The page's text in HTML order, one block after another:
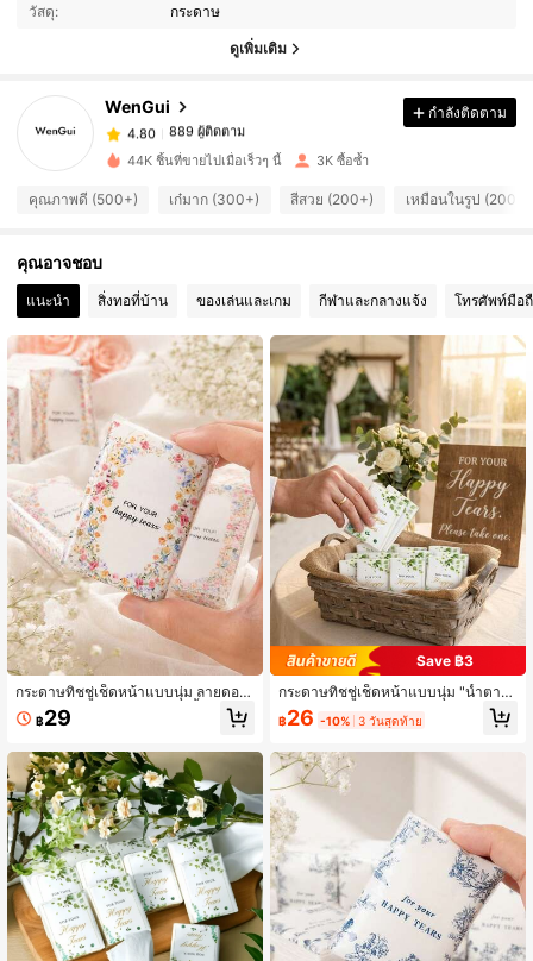
วัสดุ: กระดาษ
ดูเพิ่มเติม
WenGui
4.80
889 ผู้ติดตาม
l***o ตาม1 วันที่ผ่านมา
4.80
889 ผู้ติดตาม
4.80
4.80 889 ผู้ติดตาม
4.80 889 ผู้ติดตาม
กำลังติดตาม
44K ชิ้นที่ขายไปเมื่อเร็วๆ นี้ 3K ซื้อซ้ำ
คุณภาพดี (500+) เก๋มาก (300+) สีสวย (200+) เหมือนในรูป (200+)
คุณอาจชอบ
แนะนำ สิ่งทอที่บ้าน ของเล่นและเกม กีฬาและกลางแจ้ง โทรศัพท์มือ
กระดาษทิชชู่เช็ดหน้าแบบนุ่ม ลายดอก
ไม้สีชมพู เหมาะสำหรับงานหมั้น งานแ
ต่งงาน ตกแต่งงานแต่ง อุปกรณ์งานแต่
นสำหรับคู่บ่าวสาว
฿29
Save ฿3
กระดาษทิชชู่เช็ดหน้าแบบนุ่ม "น้ำตาแ
ห่งความสุข", 1/10/20/30/40/50/60
ชิ้น, ตกแต่งใบไม้สีเขียว, เหมาะสำหรับ
ฉลอง, อุปกรณ์งานแต่งงานสำหรับเจ้าบ่
าวและเจ้าสาว (แพ็คปกติ 10 ชิ้น)
฿26 -10% 3 วันสุดท้าย